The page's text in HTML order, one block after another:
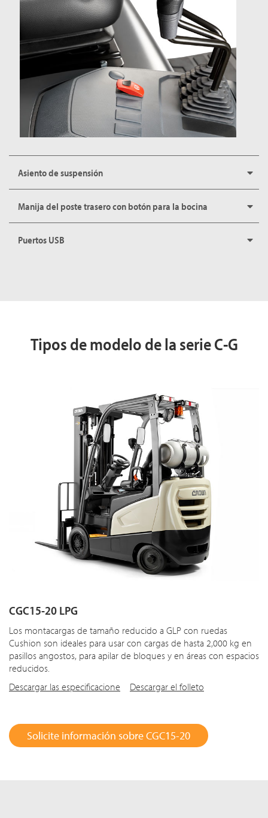
Asiento de suspensión
Manija del poste trasero con botón para la bocina
Puertos USB
Tipos de modelo de la serie C-G
CGC15-20 LPG
Los montacargas de tamaño reducido a GLP con ruedas
Cushion son ideales para usar con cargas de hasta 2,000 kg en
pasillos angostos, para apilar de bloques y en áreas con espacios
reducidos.
Descargar las especificacione
Descargar el folleto
Solicite información sobre CGC15-20